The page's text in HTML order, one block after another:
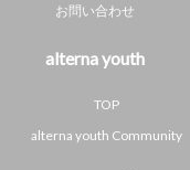
お問い合わせ
alterna youth
TOP
alterna youth Community